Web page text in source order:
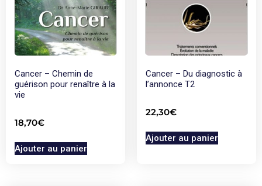
Cancer – Chemin de
guérison pour renaître à la
vie
18,70€
Ajouter au panier
Cancer – Du diagnostic à
l’annonce T2
22,30€
Ajouter au panier